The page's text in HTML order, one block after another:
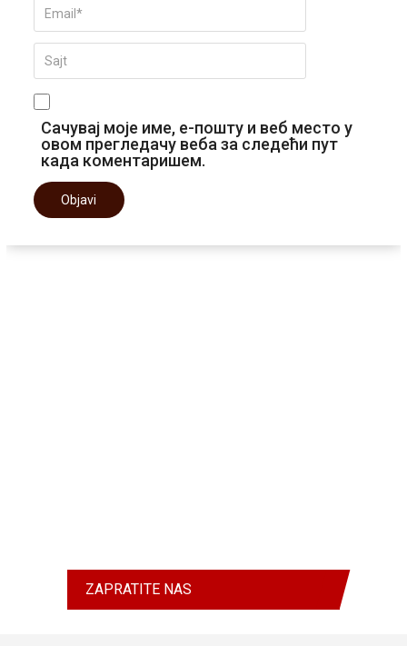
Сачувај моје име, е-пошту и веб место у
овом прегледачу веба за следећи пут
када коментаришем.
ZAPRATITE NAS